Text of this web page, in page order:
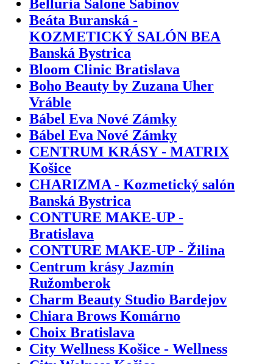
Belluria Salone Sabinov
Beáta Buranská -
KOZMETICKÝ SALÓN BEA
Banská Bystrica
Bloom Clinic Bratislava
Boho Beauty by Zuzana Uher
Vráble
Bábel Eva Nové Zámky
Bábel Eva Nové Zámky
CENTRUM KRÁSY - MATRIX
Košice
CHARIZMA - Kozmetický salón
Banská Bystrica
CONTURE MAKE-UP -
Bratislava
CONTURE MAKE-UP - Žilina
Centrum krásy Jazmín
Ružomberok
Charm Beauty Studio Bardejov
Chiara Brows Komárno
Choix Bratislava
City Wellness Košice - Wellness